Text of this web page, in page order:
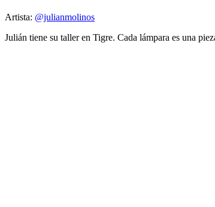
Artista: @julianmolinos
Julián tiene su taller en Tigre. Cada lámpara es una